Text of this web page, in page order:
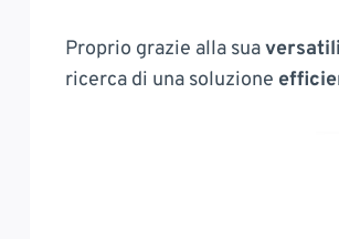
Proprio grazie alla sua
ricerca di una soluzione